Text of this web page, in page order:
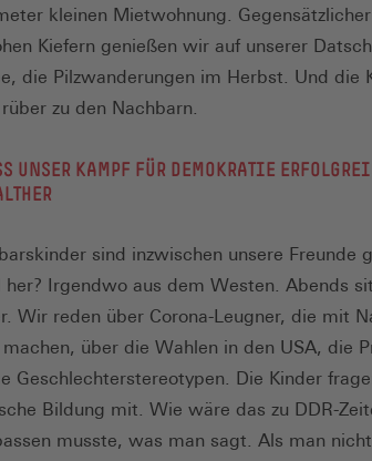
kleinen Mietwohnung.
Kiefern genießen wir auf unserer
die Pilzwanderungen im Herbst. Und die
zu den Nachbarn.
UNSER KAMPF FÜR DEMOKRATIE
sind inzwischen unsere Freunde
her? Irgendwo aus dem Westen. Abends
Wir reden über Corona-Leugner, die mit
über die Wahlen in den USA, die
Geschlechterstereotypen. Die Kinder
Bildung mit. Wie wäre das zu DDR-
musste, was man sagt. Als man